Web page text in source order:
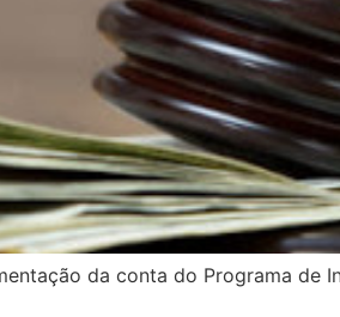
da conta do Programa de